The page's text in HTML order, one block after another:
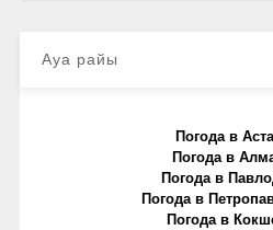
Ауа райы
Погода в
Погода в
Погода в
Погода в
Погода в